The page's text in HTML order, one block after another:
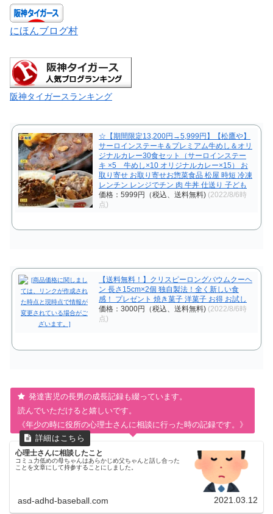
にほんブログ村
阪神タイガースランキング
☆【期間限定13,200円→5,999円】【松鷹や】
サーロインステーキ＆プレミアム牛めし＆オリ
ジナルカレー30食セット（サーロインステー
キ ×5 牛めし×10 オリジナルカレー×15） お
取り寄せ お取り寄せお惣菜食品 松屋 時短 冷凍
レンチン レンジでチン 肉 牛丼 仕送り 子ども
価格：5999円（税込、送料無料) (2022/8/6時
点)
【送料無料！】クリスピーロングバウムクーヘ
ン 長さ15cm×2個 独自製法！全く新しい食
感！ プレゼント 焼き菓子 洋菓子 お得 お試し
価格：3000円（税込、送料無料) (2022/8/6時
点)
発達害児の長男の成長記録も綴っています。
読んでいただけると嬉しいです。
《年少の時に役所の心理士さんに相談に行った時の記録です。》
心理士さんに相談したこと
コミュ力低めの母ちゃんはあらかじめ父ちゃんと話し合った
ことを文章にして持参することにしました。
asd-adhd-baseball.com 2021.03.12